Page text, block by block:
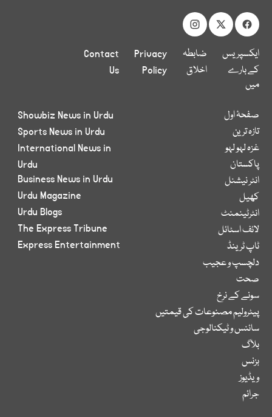
ایکسپریس
کے بارے
میں
ضابطہ
اخلاق
Privacy
Policy
Contact
Us
صفحۂ اول
تازہ ترین
غزہ لہو لہو
پاکستان
انٹر نیشنل
کھیل
انٹرٹینمنٹ
لائف اسٹائل
ٹاپ ٹرینڈ
دلچسپ و عجیب
صحت
سونے کے نرخ
پیٹرولیم مصنوعات کی قیمتیں
سائنس و ٹیکنالوجی
بلاگ
بزنس
ویڈیوز
جرائم
Showbiz News in Urdu
Sports News in Urdu
International News in
Urdu
Business News in Urdu
Urdu Magazine
Urdu Blogs
The Express Tribune
Express Entertainment